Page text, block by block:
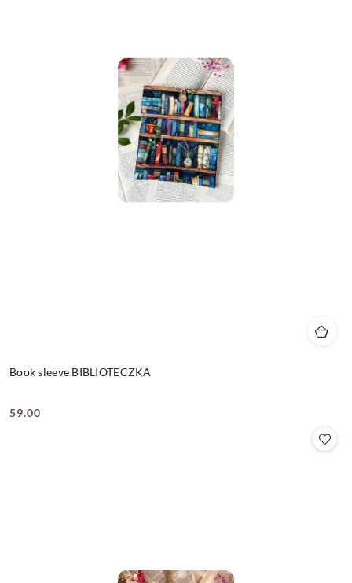
Book sleeve BIBLIOTECZKA
Cena:
59.00